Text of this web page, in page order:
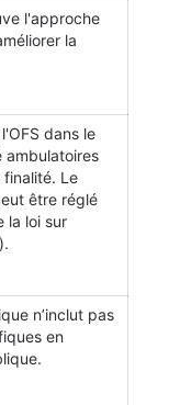
l'approche
la
dans le
ambulatoires
Le
être réglé
la loi sur
n’inclut pas
en